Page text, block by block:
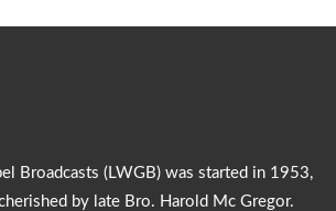
Broadcasts (LWGB) was started in 1953,
by late Bro. Harold Mc Gregor.